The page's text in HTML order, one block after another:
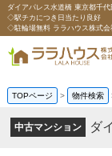
◇駅チカにつき日当たり良好
◇駐輪場無料 ララハウス株式会
TOPページ > 物件検索
中古マンション ダ